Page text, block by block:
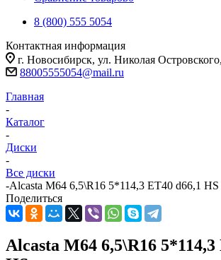
8 (800) 555 5054
Контактная информация
г. Новосибирск, ул. Николая
88005555054@mail.ru
Главная
-
Каталог
-
Диски
-
Все диски
-Alcasta M64 6,5\R16 5*114,3 ET40 d66,1 HS
Поделиться
Alcasta M64 6,5\R16 5*114,3